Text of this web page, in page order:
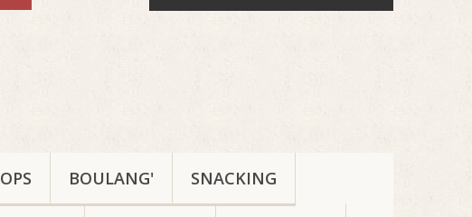
BOULANG' SNACKING